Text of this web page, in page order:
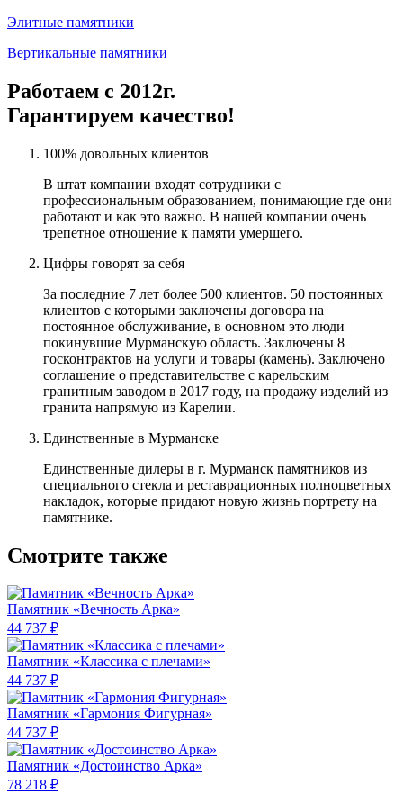
Элитные памятники
Вертикальные памятники
Работаем с 2012г.
Гарантируем качество!
100% довольных клиентов
В штат компании входят сотрудники с
профессиональным образованием, понимающие где они
работают и как это важно. В нашей компании очень
трепетное отношение к памяти умершего.
Цифры говорят за себя
За последние 7 лет более 500 клиентов. 50 постоянных
клиентов с которыми заключены договора на
постоянное обслуживание, в основном это люди
покинувшие Мурманскую область. Заключены 8
госконтрактов на услуги и товары (камень). Заключено
соглашение о представительстве с карельским
гранитным заводом в 2017 году, на продажу изделий из
гранита напрямую из Карелии.
Единственные в Мурманске
Единственные дилеры в г. Мурманск памятников из
специального стекла и реставрационных полноцветных
накладок, которые придают новую жизнь портрету на
памятнике.
Смотрите также
Памятник «Вечность Арка»
44 737 ₽
Памятник «Классика c плечами»
44 737 ₽
Памятник «Гармония Фигурная»
44 737 ₽
Памятник «Достоинство Арка»
78 218 ₽